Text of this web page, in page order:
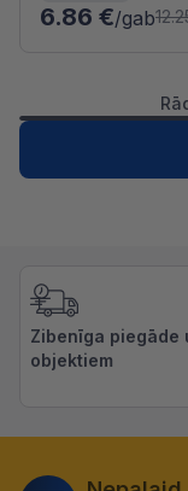
6.86 €/gab
Zibenīga piegāde
objektiem